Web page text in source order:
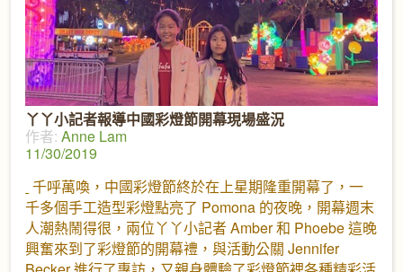
丫丫小記者報導中國彩燈節開幕現場盛況
作者: Anne Lam
11/30/2019
千呼萬喚，中國彩燈節終於在上星期隆重開幕了，一
千多個手工造型彩燈點亮了 Pomona 的夜晚，開幕週末
人潮熱鬧得很，兩位丫丫小記者 Amber 和 Phoebe 這晚
興奮來到了彩燈節的開幕禮，與活動公關 Jennifer